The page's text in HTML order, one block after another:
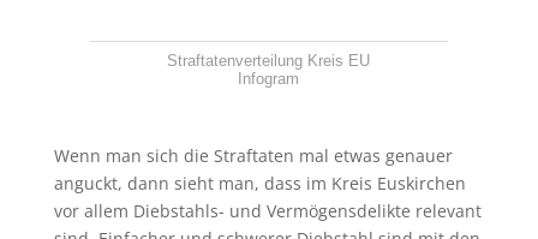
Straftatenverteilung Kreis EU
Infogram
Wenn man sich die Straftaten mal etwas genauer
anguckt, dann sieht man, dass im Kreis Euskirchen
vor allem Diebstahls- und Vermögensdelikte relevant